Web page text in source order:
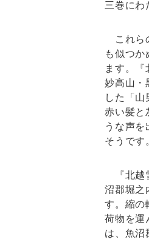
三巻にわ
これら
も似つ
ます。
妙高山・
した「山
赤い髪と
うな声
そうです
『北越
沼郡堀之
す。縮の
荷物を運
は、魚沼